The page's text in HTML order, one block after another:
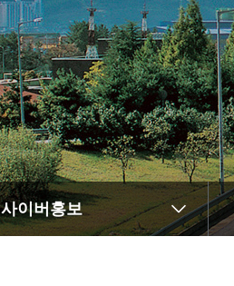
경남기업 네
안전보건
기술경
환경경
찾아오시
사이버홍보